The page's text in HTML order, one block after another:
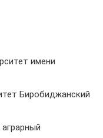
имени
Биробиджанский